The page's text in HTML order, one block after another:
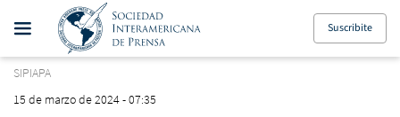
Suscribite
SIPIAPA
15 de marzo de 2024 - 07:35